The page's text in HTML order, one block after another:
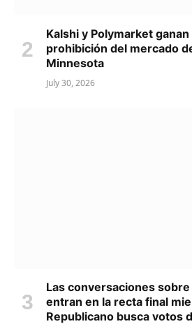
Kalshi y Polymarket
prohibición del mercado
Minnesota
July 30, 2026
Las conversaciones
entran en la recta final
Republicano busca votos